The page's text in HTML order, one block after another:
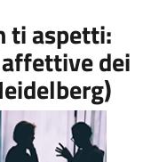
ti aspetti:
dei